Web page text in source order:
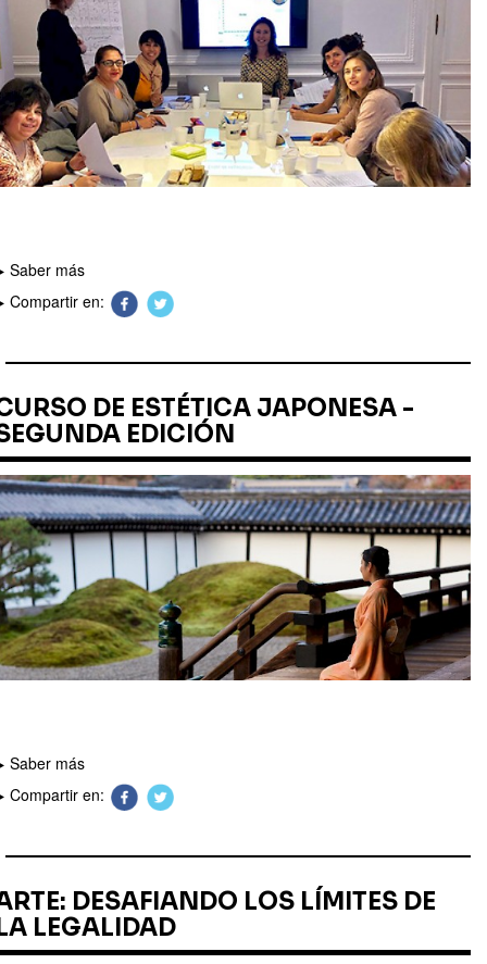
Saber más
Compartir en:
DE ESTÉTICA JAPONESA -
EDICIÓN
Saber más
Compartir en:
DESAFIANDO LOS LÍMITES DE
LEGALIDAD